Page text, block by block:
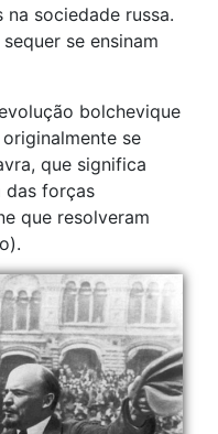
sociedade russa.
se ensinam
bolchevique
se
que significa
das forças
que resolveram